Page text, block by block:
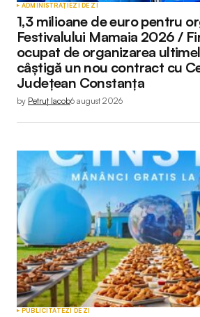
ADMINISTRAȚIEZI DE ZI
1,3 milioane de euro pentru
Festivalului Mamaia 2026 /
ocupat de organizarea
câștigă un nou contract cu
Județean Constanța
by Petruț Iacob6 august 2026
PUBLICITATEZI DE ZI